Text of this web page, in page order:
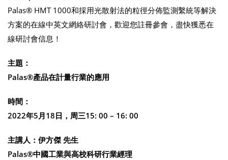
Palas® HMT 1000和採用光散射法的粒徑分佈監測繫統等解決
方案的在線中英文網絡研討會，歡迎您註冊參會，盡快獲悉在
線研討會信息！
主題：
Palas®產品在計量行業的應用
時間：
2022年5月18日，周三15: 00 – 16: 00
主講人：伊方傑 先生
Palas®中國工業與高校科研行業經理